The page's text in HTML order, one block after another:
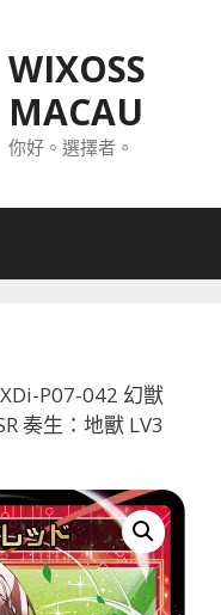
WIXOSS
MACAU
你好。選擇者。
P07-042 幻獣
奏生：地獸 LV3